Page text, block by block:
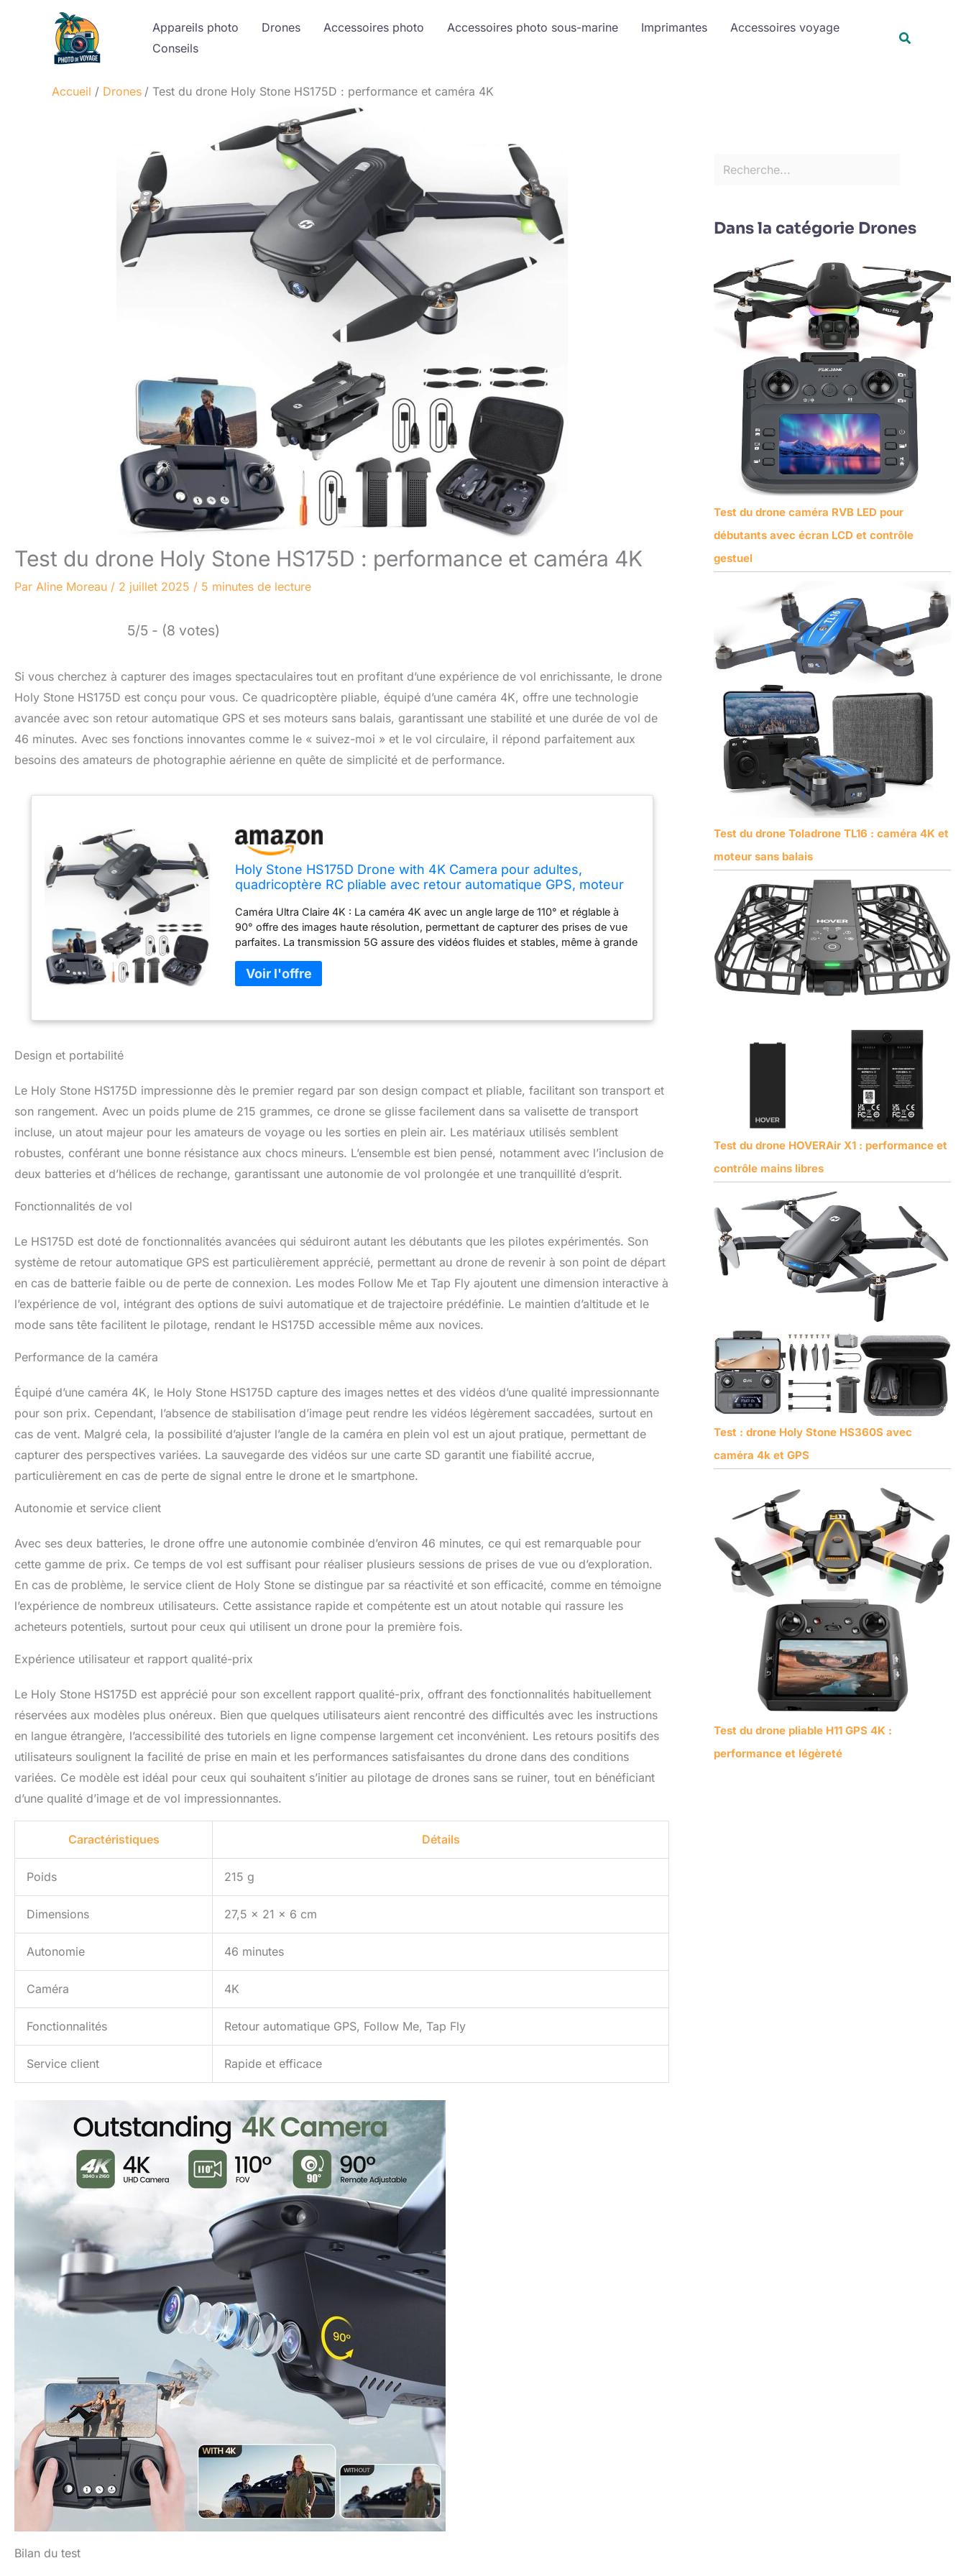
Appareils photo Drones Accessoires photo Accessoires photo sous-marine Imprimantes
Accessoires voyage
Conseils
Accueil Drones Test du drone Holy Stone HS175D : performance et caméra 4K
Test du drone Holy Stone HS175D : performance et caméra 4K
Par Aline Moreau / 2 juillet 2025 / 5 minutes de lecture
5/5 - (8 votes)
Si vous cherchez à capturer des images spectaculaires tout en profitant d’une expérience de vol enrichissante, le drone
Holy Stone HS175D est conçu pour vous. Ce quadricoptère pliable, équipé d’une caméra 4K, offre une technologie
avancée avec son retour automatique GPS et ses moteurs sans balais, garantissant une stabilité et une durée de vol de
46 minutes. Avec ses fonctions innovantes comme le « suivez-moi » et le vol circulaire, il répond parfaitement aux
besoins des amateurs de photographie aérienne en quête de simplicité et de performance.
Holy Stone HS175D Drone with 4K Camera pour adultes,
quadricoptère RC pliable avec retour automatique GPS, moteur
de 46 minutes
Caméra Ultra Claire 4K : La caméra 4K avec un angle large de 110° et réglable à
90° offre des images haute résolution, permettant de capturer des prises de vue
parfaites. La transmission 5G assure des vidéos fluides et stables, même à grande
revenir automatiquement à son point de départ en cas de perte de signal, de sortie
de portée ou de batterie faible. Vous n'avez plus à craindre de le perdre. Meilleure
fonctions comme Maintien d'Altitude, Flux Optique, Mode Sans Tête,
Parfait pour capturer de superbes images en déplacement. Fonctions Intelligentes
Supplémentaires : Le drone peut vous suivre automatiquement, voler selon un
caméra, il prend des photos ou vidéos, pour une expérience de vol inoubliable.
Design et portabilité
Le Holy Stone HS175D impressionne dès le premier regard par son design compact et pliable, facilitant son transport et
son rangement. Avec un poids plume de 215 grammes, ce drone se glisse facilement dans sa valisette de transport
incluse, un atout majeur pour les amateurs de voyage ou les sorties en plein air. Les matériaux utilisés semblent
robustes, conférant une bonne résistance aux chocs mineurs. L’ensemble est bien pensé, notamment avec l’inclusion de
deux batteries et d’hélices de rechange, garantissant une autonomie de vol prolongée et une tranquillité d’esprit.
Fonctionnalités de vol
Le HS175D est doté de fonctionnalités avancées qui séduiront autant les débutants que les pilotes expérimentés. Son
système de retour automatique GPS est particulièrement apprécié, permettant au drone de revenir à son point de départ
en cas de batterie faible ou de perte de connexion. Les modes Follow Me et Tap Fly ajoutent une dimension interactive à
l’expérience de vol, intégrant des options de suivi automatique et de trajectoire prédéfinie. Le maintien d’altitude et le
mode sans tête facilitent le pilotage, rendant le HS175D accessible même aux novices.
Performance de la caméra
Équipé d’une caméra 4K, le Holy Stone HS175D capture des images nettes et des vidéos d’une qualité impressionnante
pour son prix. Cependant, l’absence de stabilisation d’image peut rendre les vidéos légèrement saccadées, surtout en
cas de vent. Malgré cela, la possibilité d’ajuster l’angle de la caméra en plein vol est un ajout pratique, permettant de
capturer des perspectives variées. La sauvegarde des vidéos sur une carte SD garantit une fiabilité accrue,
particulièrement en cas de perte de signal entre le drone et le smartphone.
Autonomie et service client
Avec ses deux batteries, le drone offre une autonomie combinée d’environ 46 minutes, ce qui est remarquable pour
cette gamme de prix. Ce temps de vol est suffisant pour réaliser plusieurs sessions de prises de vue ou d’exploration.
En cas de problème, le service client de Holy Stone se distingue par sa réactivité et son efficacité, comme en témoigne
l’expérience de nombreux utilisateurs. Cette assistance rapide et compétente est un atout notable qui rassure les
acheteurs potentiels, surtout pour ceux qui utilisent un drone pour la première fois.
Expérience utilisateur et rapport qualité-prix
Le Holy Stone HS175D est apprécié pour son excellent rapport qualité-prix, offrant des fonctionnalités habituellement
réservées aux modèles plus onéreux. Bien que quelques utilisateurs aient rencontré des difficultés avec les instructions
en langue étrangère, l’accessibilité des tutoriels en ligne compense largement cet inconvénient. Les retours positifs des
utilisateurs soulignent la facilité de prise en main et les performances satisfaisantes du drone dans des conditions
variées. Ce modèle est idéal pour ceux qui souhaitent s’initier au pilotage de drones sans se ruiner, tout en bénéficiant
d’une qualité d’image et de vol impressionnantes.
Caractéristiques Détails
Poids 215 g
Dimensions 27,5 x 21 x 6 cm
Autonomie 46 minutes
Caméra 4K
Fonctionnalités Retour automatique GPS, Follow Me, Tap Fly
Service client Rapide et efficace
Bilan du test
r
Dans la catégorie Drones
Test du drone caméra RVB LED pour
débutants avec écran LCD et contrôle
gestuel
Test du drone Toladrone TL16 : caméra 4K et
moteur sans balais
Test du drone HOVERAir X1 : performance et
contrôle mains libres
Test : drone Holy Stone HS360S avec
caméra 4k et GPS
Test du drone pliable H11 GPS 4K :
performance et légèreté